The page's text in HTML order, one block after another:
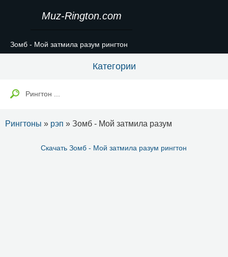
Muz-Rington.com
Зомб - Мой затмила разум рингтон
Категории
Рингтоны » рэп » Зомб - Мой затмила разум
Скачать Зомб - Мой затмила разум рингтон